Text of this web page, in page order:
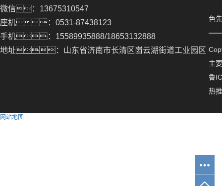
微信：13675310547
座机：0531-87438123
手机：15589935888/18653132888
地址：山东省济南市长清区崮云湖街道工业园区
色
主
鲁
热
网站地图